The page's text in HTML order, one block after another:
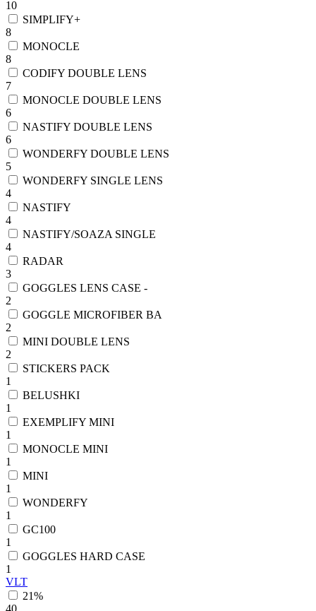
10
SIMPLIFY+
8
MONOCLE
8
CODIFY DOUBLE LENS
7
MONOCLE DOUBLE LENS
6
NASTIFY DOUBLE LENS
6
WONDERFY DOUBLE LENS
5
WONDERFY SINGLE LENS
4
NASTIFY
4
NASTIFY/SOAZA SINGLE
4
RADAR
3
GOGGLES LENS CASE -
2
GOGGLE MICROFIBER BA
2
MINI DOUBLE LENS
2
STICKERS PACK
1
BELUSHKI
1
EXEMPLIFY MINI
1
MONOCLE MINI
1
MINI
1
WONDERFY
1
GC100
1
GOGGLES HARD CASE
1
VLT
21%
40